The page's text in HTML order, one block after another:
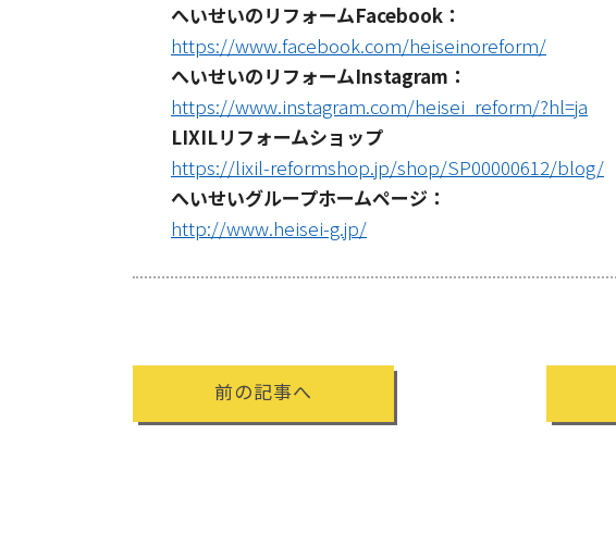
へいせいのリフォームFacebook：
https://www.facebook.com/heiseinoreform/
へいせいのリフォームInstagram：
https://www.instagram.com/heisei_reform/?hl=ja
LIXILリフォームショップ
https://lixil-reformshop.jp/shop/SP00000612/blog/
へいせいグループホームページ：
http://www.heisei-g.jp/
前の記事へ